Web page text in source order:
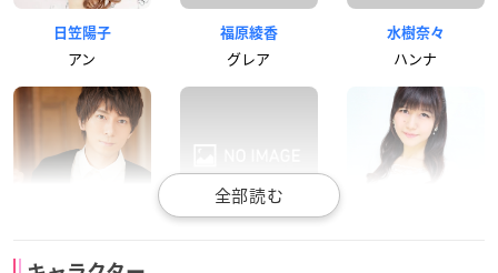
日笠陽子
アン
福原綾香
グレア
水樹奈々
ハンナ